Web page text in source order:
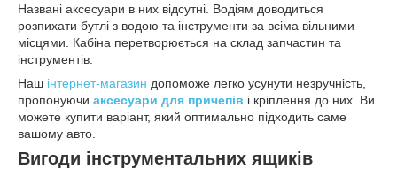
Названі аксесуари в них відсутні. Водіям доводиться
розпихати бутлі з водою та інструменти за всіма вільними
місцями. Кабіна перетворюється на склад запчастин та
інструментів.
Наш інтернет-магазин допоможе легко усунути незручність,
пропонуючи аксесуари для причепів і кріплення до них. Ви
можете купити варіант, який оптимально підходить саме
вашому авто.
Вигоди інструментальних ящиків